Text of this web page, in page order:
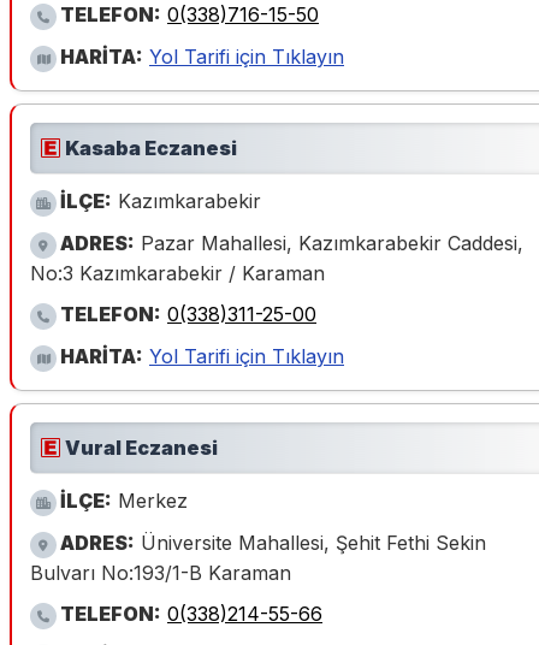
TELEFON: 0(338)716-15-50
HARİTA: Yol Tarifi için Tıklayın
Kasaba Eczanesi
İLÇE: Kazımkarabekir
ADRES: Pazar Mahallesi, Kazımkarabekir Caddesi,
No:3 Kazımkarabekir / Karaman
TELEFON: 0(338)311-25-00
HARİTA: Yol Tarifi için Tıklayın
Vural Eczanesi
İLÇE: Merkez
ADRES: Üniversite Mahallesi, Şehit Fethi Sekin
Bulvarı No:193/1-B Karaman
TELEFON: 0(338)214-55-66